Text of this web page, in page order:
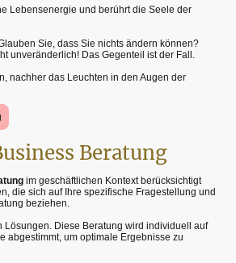
Lebensenergie und berührt die Seele der
Sie, dass Sie nichts ändern können?
unveränderlich! Das Gegenteil ist der Fall.
nachher das Leuchten in den Augen der
Beratung
im geschäftlichen Kontext berücksichtigt
die sich auf Ihre spezifische Fragestellung und
beziehen.
Lösungen. Diese Beratung wird individuell auf
abgestimmt, um optimale Ergebnisse zu